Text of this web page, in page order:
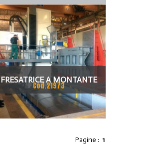
FRESATRICE A MONTANTE
MOBILE DAMU
Cod.21973
Pagine : 1